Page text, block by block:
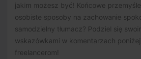
jakim możesz być! Końcowe
osobiste sposoby na zachowanie
samodzielny tłumacz? Podziel się
wskazówkami w komentarzach
freelancerom!